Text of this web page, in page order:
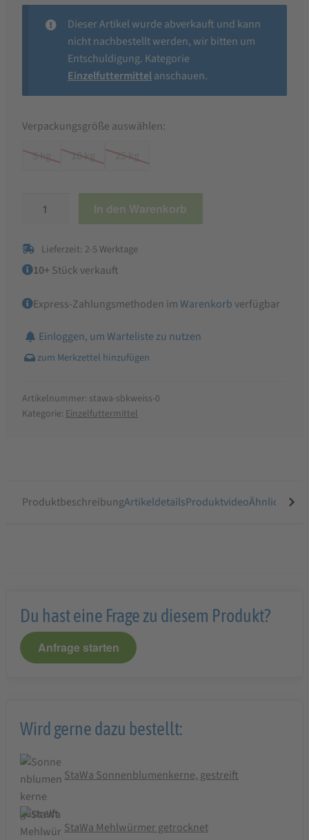
Dieser Artikel wurde abverkauft und kann
nicht nachbestellt werden, wir bitten um
Entschuldigung. Kategorie
Einzelfuttermittelanschauen.
Verpackungsgröße auswählen:
5 kg
10 kg 25 kg
Sonnenblumenkerne,
Menge
In den Warenkorb
Lieferzeit: 2-5 Werktage
10+Stück verkauft
Express-Zahlungsmethoden imWarenkorb verfügbar
Einloggen, um Warteliste zu nutzen
Artikelnummer: stawa-sbkweiss-0
Kategorie: Einzelfuttermittel
ProduktbeschreibungArtikeldetailsProduktvideoÄhnliche
Du hast eine Frage zu diesem Produkt?
Anfrage starten
Wird gerne dazu bestellt:
StaWa Sonnenblumenkerne, gestreift
StaWa Mehlwürmer getrocknet